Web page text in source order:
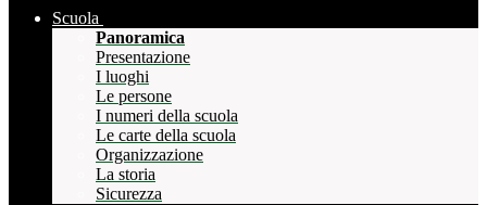
Scuola
Panoramica
Presentazione
I luoghi
Le persone
I numeri della scuola
Le carte della scuola
Organizzazione
La storia
Sicurezza